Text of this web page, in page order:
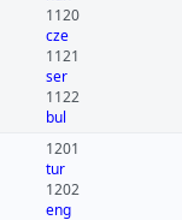
1120
cze
1121
ser
1122
bul
1201
tur
1202
eng